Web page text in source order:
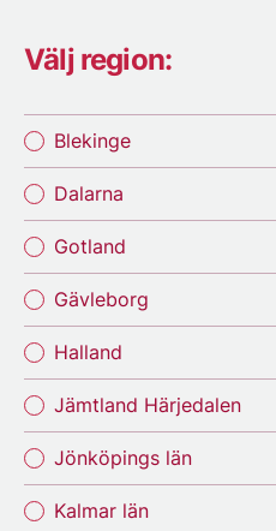
Välj region:
Blekinge
Dalarna
Gotland
Gävleborg
Halland
Jämtland Härjedalen
Jönköpings län
Kalmar län